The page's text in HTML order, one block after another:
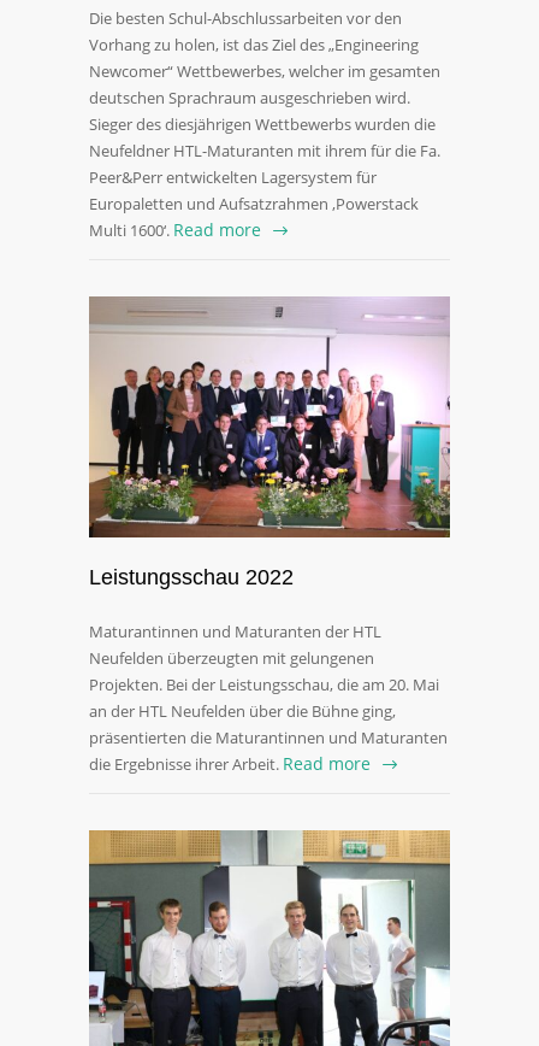
Die besten Schul-Abschlussarbeiten vor den
Vorhang zu holen, ist das Ziel des „Engineering
Newcomer“ Wettbewerbes, welcher im gesamten
deutschen Sprachraum ausgeschrieben wird.
Sieger des diesjährigen Wettbewerbs wurden die
Neufeldner HTL-Maturanten mit ihrem für die Fa.
Peer&Perr entwickelten Lagersystem für
Europaletten und Aufsatzrahmen ‚Powerstack
Multi 1600‘. Read more
Leistungsschau 2022
Maturantinnen und Maturanten der HTL
Neufelden überzeugten mit gelungenen
Projekten. Bei der Leistungsschau, die am 20. Mai
an der HTL Neufelden über die Bühne ging,
präsentierten die Maturantinnen und Maturanten
die Ergebnisse ihrer Arbeit. Read more